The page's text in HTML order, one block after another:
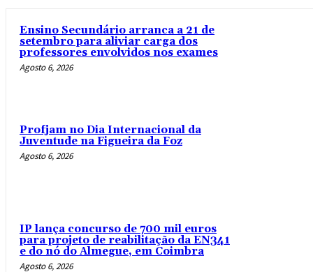
Ensino Secundário arranca a 21 de
setembro para aliviar carga dos
professores envolvidos nos exames
Agosto 6, 2026
Profjam no Dia Internacional da
Juventude na Figueira da Foz
Agosto 6, 2026
IP lança concurso de 700 mil euros
para projeto de reabilitação da EN341
e do nó do Almegue, em Coimbra
Agosto 6, 2026